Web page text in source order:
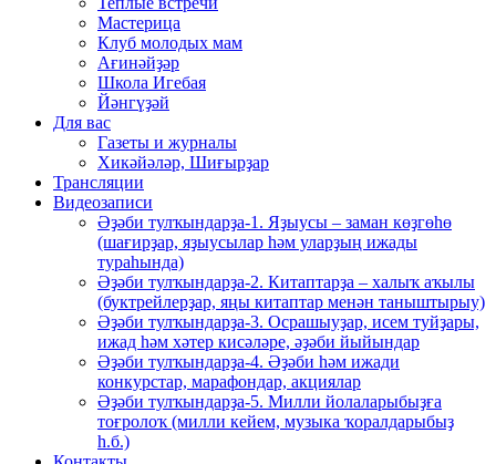
Мастерица
Клуб молодых мам
Ағинәйҙәр
Школа Игебая
Йәнгүҙәй
Для вас
Газеты и журналы
Хикәйәләр, Шиғырҙар
Трансляции
Видеозаписи
Әҙәби тулҡындарҙа-1. Яҙыусы – заман көҙгөһө
(шағирҙар, яҙыусылар һәм уларҙың ижады
тураһында)
Әҙәби тулҡындарҙа-2. Китаптарҙа – халыҡ аҡылы
(буктрейлерҙар, яңы китаптар менән таныштырыу)
Әҙәби тулҡындарҙа-3. Осрашыуҙар, исем туйҙары,
ижад һәм хәтер кисәләре, әҙәби йыйындар
Әҙәби тулҡындарҙа-4. Әҙәби һәм ижади
конкурстар, марафондар, акциялар
Әҙәби тулҡындарҙа-5. Милли йолаларыбыҙға
тоғролоҡ (милли кейем, музыка ҡоралдарыбыҙ
һ.б.)